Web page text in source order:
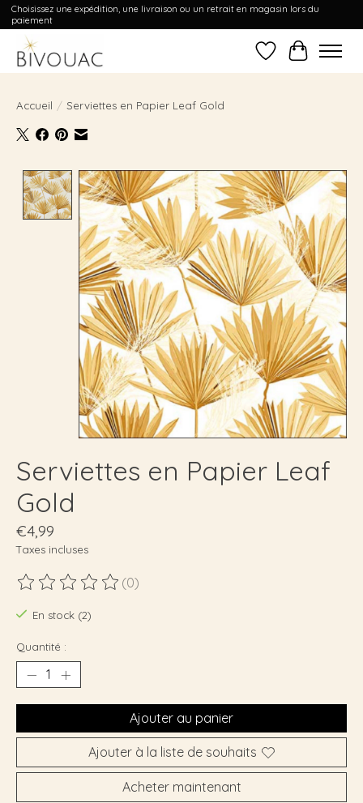
Choisissez une expédition, une livraison ou un retrait en magasin lors du
paiement
Liste dePanier
Accueil / Serviettes en Papier Leaf Gold
Product image slideshow Items
Serviettes en Papier Leaf
Gold
€4,99
Taxes incluses
Ce produit est évalué à
(0)
En stock (2)
Quantité :
Ajouter au panier
Ajouter à la liste de souhaits
Acheter maintenant